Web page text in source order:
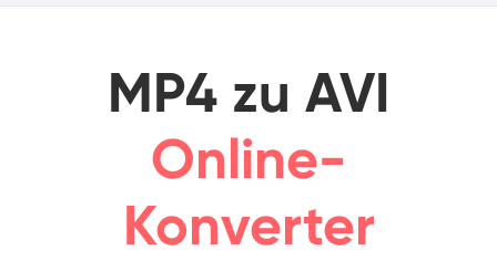
MP4 zu AVI
Online-
Konverter